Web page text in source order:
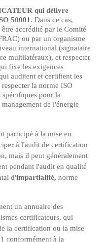
qui délivre
50001. Dans ce cas,
accrédité par le Comité
ou par un organisme
international (signataire
multilatéraux), et respecter
fixe les exigences
auditent et certifient les
la norme ISO
pour la
de l'énergie
participé à la mise en
à l'audit de certification
mais il peut généralement
pendant l'audit en qualité
d'impartialité, norme
un annuaire des
certificateurs, qui
la certification ou la mise
conformément à la